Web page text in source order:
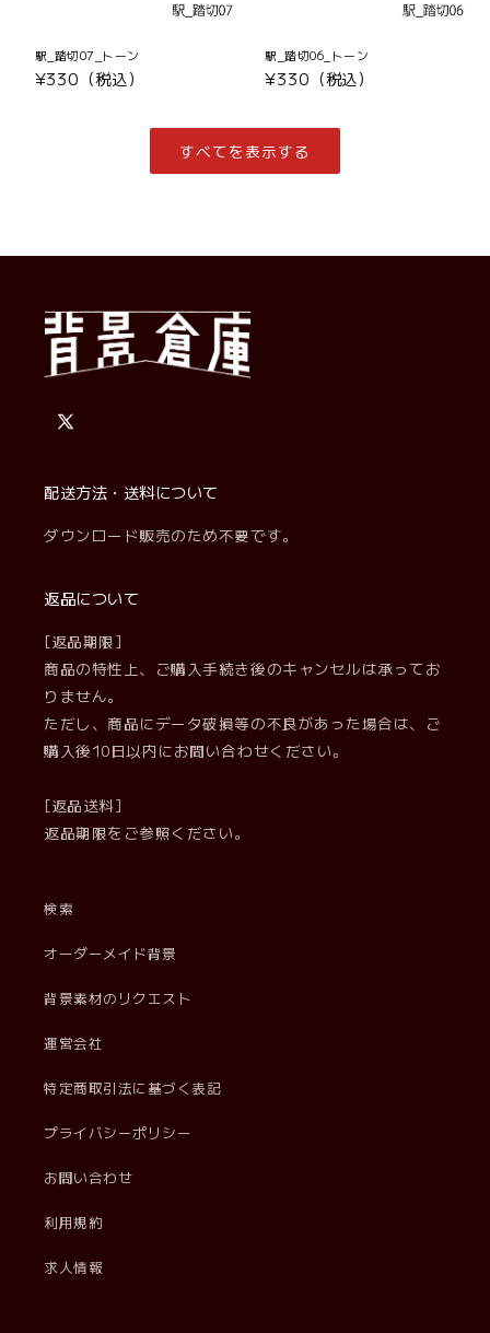
駅_踏切07_トーン
通
¥330（税込）
駅_踏切06_トーン
通
価
格
¥330（税込）
すべてを表示する
X
配送方法・送料について
ダウンロード販売のため不要です。
返品について
[返品期限]
商品の特性上、ご購入手続き後のキャンセルは承ってお
りません。
ただし、商品にデータ破損等の不良があった場合は、ご
購入後10日以内にお問い合わせください。
[返品送料]
返品期限をご参照ください。
検索
オーダーメイド背景
背景素材のリクエスト
運営会社
特定商取引法に基づく表記
プライバシーポリシー
お問い合わせ
利用規約
求人情報